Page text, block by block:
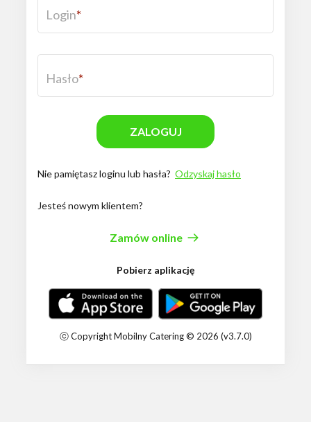
Login
Hasło
ZALOGUJ
Nie pamiętasz loginu lub hasła? Odzyskaj hasło
Jesteś nowym klientem?
Zamów online
Pobierz aplikację
ⓒCopyright Mobilny Catering© 2026 (v3.7.0)